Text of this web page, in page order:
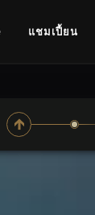
แชมเปี้ยน